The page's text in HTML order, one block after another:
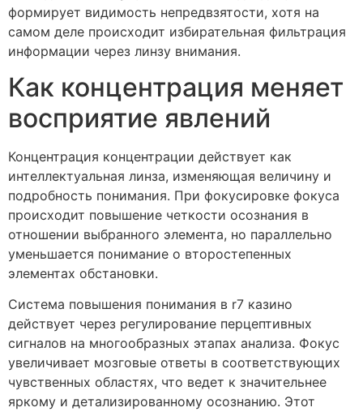
формирует видимость непредвзятости, хотя на
самом деле происходит избирательная фильтрация
информации через линзу внимания.
Как концентрация меняет
восприятие явлений
Концентрация концентрации действует как
интеллектуальная линза, изменяющая величину и
подробность понимания. При фокусировке фокуса
происходит повышение четкости осознания в
отношении выбранного элемента, но параллельно
уменьшается понимание о второстепенных
элементах обстановки.
Система повышения понимания в r7 казино
действует через регулирование перцептивных
сигналов на многообразных этапах анализа. Фокус
увеличивает мозговые ответы в соответствующих
чувственных областях, что ведет к значительнее
яркому и детализированному осознанию. Этот